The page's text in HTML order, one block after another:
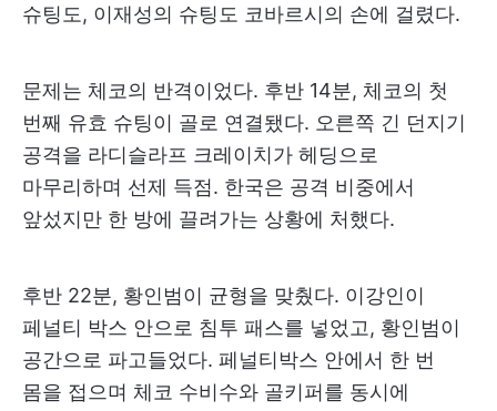
슈팅도, 이재성의 슈팅도 코바르시의 손에 걸렸다.
문제는 체코의 반격이었다. 후반 14분, 체코의 첫
번째 유효 슈팅이 골로 연결됐다. 오른쪽 긴 던지기
공격을 라디슬라프 크레이치가 헤딩으로
마무리하며 선제 득점. 한국은 공격 비중에서
앞섰지만 한 방에 끌려가는 상황에 처했다.
후반 22분, 황인범이 균형을 맞췄다. 이강인이
페널티 박스 안으로 침투 패스를 넣었고, 황인범이
공간으로 파고들었다. 페널티박스 안에서 한 번
몸을 접으며 체코 수비수와 골키퍼를 동시에